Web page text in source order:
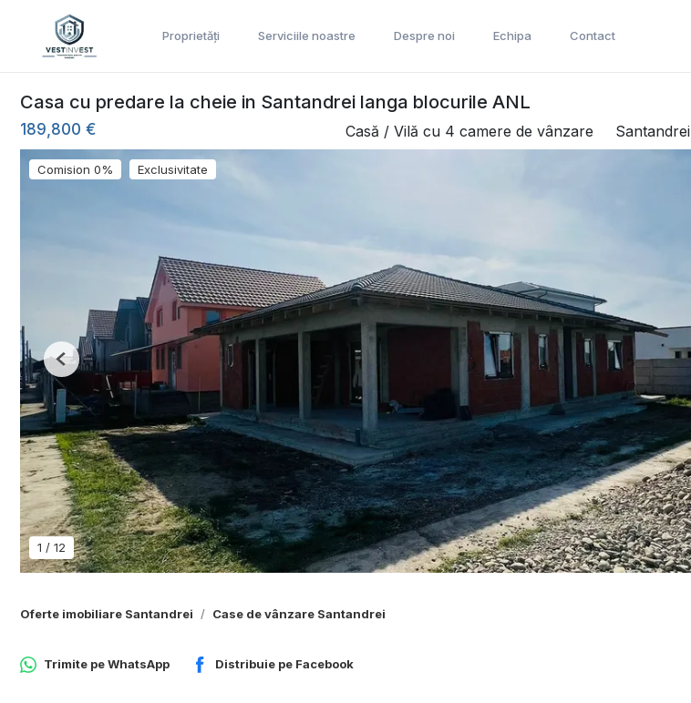
Proprietăți Serviciile noastre Despre noi Echipa Contact
Casa cu predare la cheie in Santandrei langa blocurile ANL
189,800 € Casă / Vilă cu 4 camere de vânzare Santandrei
Comision 0% Exclusivitate
1 / 12
Previous
Oferte imobiliare Santandrei Case de vânzare Santandrei
Trimite peWhatsApp Distribuie pe Facebook